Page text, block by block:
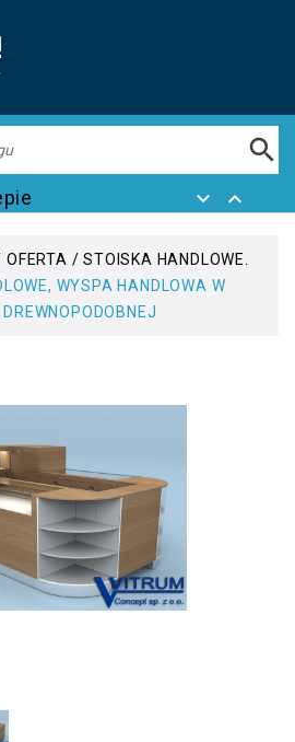

 
OFERTA
STOISKA HANDLOWE.
WYSPA HANDLOWA W
DREWNOPODOBNEJ